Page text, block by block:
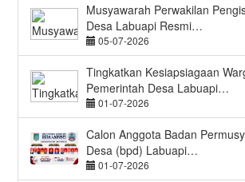
Musyawarah Perwakilan
Desa Labuapi Resmi…
05-07-2026
Tingkatkan Kesiapsiagaan
Pemerintah Desa Labuapi…
01-07-2026
Calon Anggota Badan
Desa (bpd) Labuapi…
01-07-2026